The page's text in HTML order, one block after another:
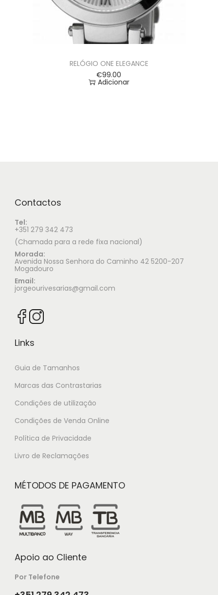
RELÓGIO ONE ELEGANCE
€99.00
Adicionar
Contactos
Tel:
+351 279 342 473
(Chamada para a rede fixa nacional)
Morada:
Avenida Nossa Senhora do Caminho 42 5200-207
Mogadouro
Email:
jorgeourivesarias@gmail.com
Links
Guia de Tamanhos
Marcas das Contrastarias
Condições de utilização
Condições de Venda Online
Política de Privacidade
Livro de Reclamações
MÉTODOS DE PAGAMENTO
Apoio ao Cliente
Por Telefone